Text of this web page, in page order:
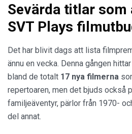
Sevärda titlar som
SVT Plays
Det har blivit dags att lista
ännu en vecka. Denna gången
bland de totalt 17 nya filmerna
repertoaren, men det bjuds också
familjeäventyr, pärlor från 1970-
del annat.